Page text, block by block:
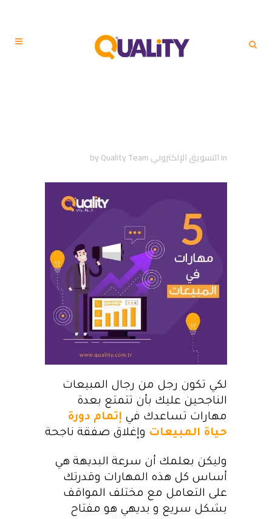
inالتسويق الإلكتروني byQuality Team
لكي تكون رجل من رجال المبيعات
الناجحين عليك بأن تتمتع بعدة
مهارات تساعدك في إتمام دورة
حياة المبيعات وإغلاق صفقة ناجحة
وليكن بعلمك أن سرعة البديهة هي
أساس كل هذه المهارات وقدرتك
على التعامل مع مختلف المواقف
بشكل سريع و بديهي هو مفتاح